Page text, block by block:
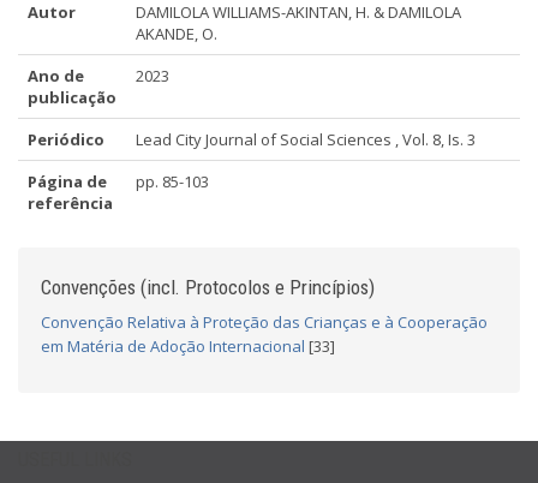
Autor
DAMILOLA WILLIAMS-AKINTAN, H. & DAMILOLA
AKANDE, O.
Ano de
publicação
2023
Periódico
Lead City Journal of Social Sciences , Vol. 8, Is. 3
Página de
referência
pp. 85-103
Convenções (incl. Protocolos e Princípios)
Convenção Relativa à Proteção das Crianças e à Cooperação
em Matéria de Adoção Internacional [33]